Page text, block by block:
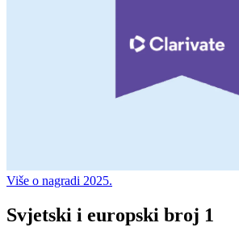
Više o nagradi 2025.
Svjetski i europski broj 1